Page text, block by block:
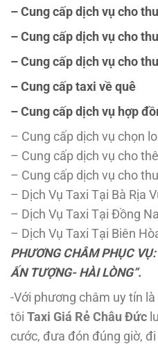
– Cung cấp dịch vụ cho
– Cung cấp dịch vụ cho
– Cung cấp dịch vụ cho
– Cung cấp taxi về quê
– Cung cấp dịch vụ hợp
– Cung cấp dịch vụ chọn
– Cung cấp dịch vụ cho
– Cung cấp dịch vụ cho
– Dịch Vụ Taxi Tại Bà Rịa
– Dịch Vụ Taxi Tại Đồng
– Dịch Vụ Taxi Tại Biên
PHƯƠNG CHÂM PHỤC
ẤN TƯỢNG- HÀI LÒNG”.
-Với phương châm uy tín
tôi Taxi Giá Rẻ Châu Đức
cước, đưa đón đúng giờ,